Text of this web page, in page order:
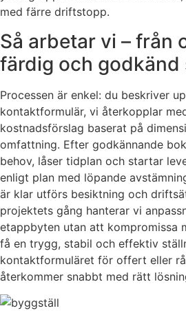
med färre driftstopp.
Så arbetar vi – från
färdig och godkänd
Processen är enkel: du beskriver
kontaktformulär, vi återkopplar
kostnadsförslag baserat på
omfattning. Efter godkännande
behov, låser tidplan och startar
enligt plan med löpande
är klar utförs besiktning och
projektets gång hanterar vi
etappbyten utan att kompromissa
få en trygg, stabil och effektiv
kontaktformuläret för offert eller
återkommer snabbt med rätt